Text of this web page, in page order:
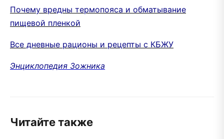
Почему вредны термопояса и обматывание
пищевой пленкой
Все дневные рационы и рецепты с КБЖУ
Энциклопедия Зожника
Читайте также